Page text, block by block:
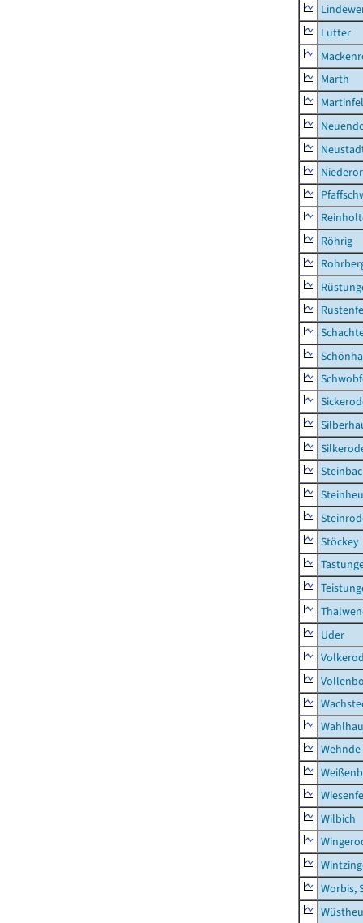
Lutter
Marth
Röhrig
Stöckey
Uder
Wehnde
Wilbich
Worbis,